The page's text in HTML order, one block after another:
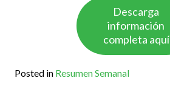
Descarga
información
completa aquí
Posted in Resumen Semanal